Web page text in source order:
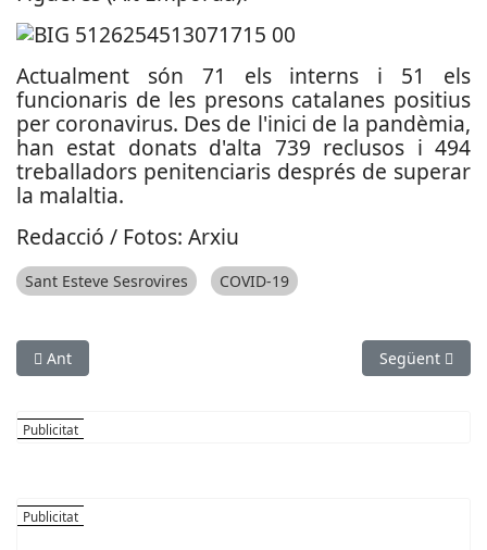
Actualment són 71 els interns i 51 els
funcionaris de les presons catalanes positius
per coronavirus. Des de l'inici de la pandèmia,
han estat donats d'alta 739 reclusos i 494
treballadors penitenciaris després de superar
la malaltia.
Redacció / Fotos: Arxiu
Sant Esteve Sesrovires COVID-19
Article anterior: L’Ajuntament de Viladecans posa en marxa
Ant Article
Següent